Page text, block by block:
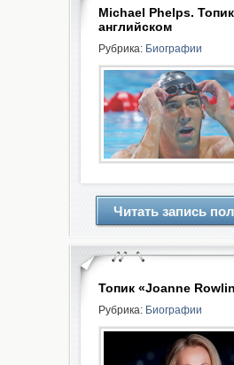
Michael Phelps.
английском
Рубрика: Биографии
Читать запись
Топик «Joanne
Рубрика: Биографии